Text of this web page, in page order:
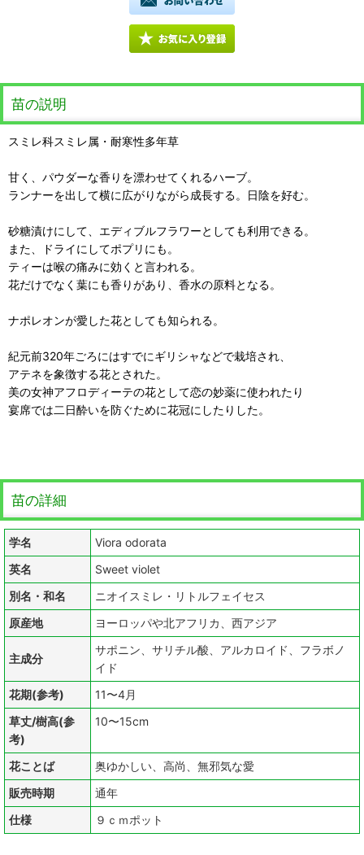
苗の説明
スミレ科スミレ属・耐寒性多年草
甘く、パウダーな香りを漂わせてくれるハーブ。
ランナーを出して横に広がりながら成長する。日陰を好む。
砂糖漬けにして、エディブルフラワーとしても利用できる。
また、ドライにしてポプリにも。
ティーは喉の痛みに効くと言われる。
花だけでなく葉にも香りがあり、香水の原料となる。
ナポレオンが愛した花としても知られる。
紀元前320年ごろにはすでにギリシャなどで栽培され、
アテネを象徴する花とされた。
美の女神アフロディーテの花として恋の妙薬に使われたり
宴席では二日酔いを防ぐために花冠にしたりした。
苗の詳細
学名
Viora odorata
英名
Sweet violet
別名・和名
ニオイスミレ・リトルフェイセス
原産地
ヨーロッパや北アフリカ、西アジア
主成分
サポニン、サリチル酸、アルカロイド、フラボノ
イド
花期(参考)
11〜4月
草丈/樹高(参
考)
10〜15cm
花ことば
奥ゆかしい、高尚、無邪気な愛
販売時期
通年
仕様
９ｃｍポット